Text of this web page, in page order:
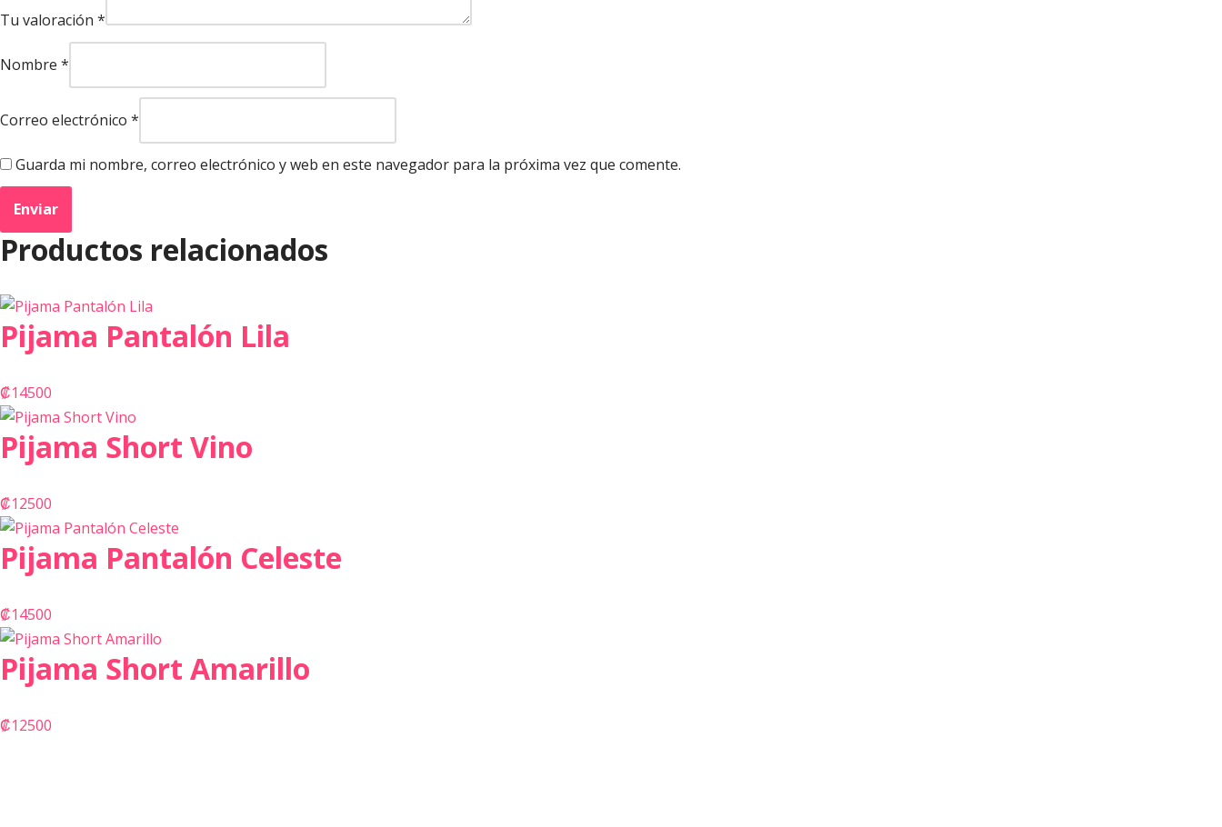
Tu valoración *
Nombre *
Correo electrónico *
Guarda mi nombre, correo electrónico y web en este navegador para la próxima vez que comente.
Productos relacionados
Pijama Pantalón Lila
₡14500
Pijama Short Vino
₡12500
Pijama Pantalón Celeste
₡14500
Pijama Short Amarillo
₡12500